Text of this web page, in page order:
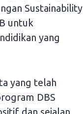
Sustainability
untuk
yang
yang telah
DBS